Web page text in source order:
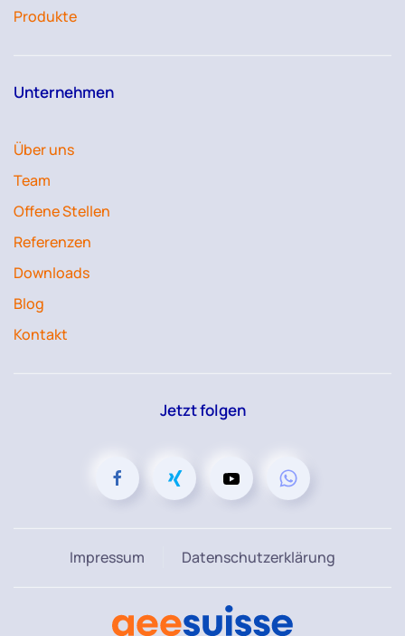
Produkte
Unternehmen
Über uns
Team
Offene Stellen
Referenzen
Downloads
Blog
Kontakt
Jetzt folgen
Impressum Datenschutzerklärung